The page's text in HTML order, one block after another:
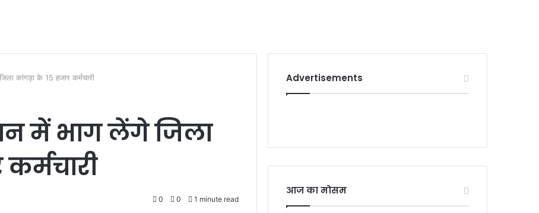
कांगड़ा के 15 हजार कर्मचारी
में भाग लेंगे जिला
0 0 1 minute read
Advertisements
आज का मोसम